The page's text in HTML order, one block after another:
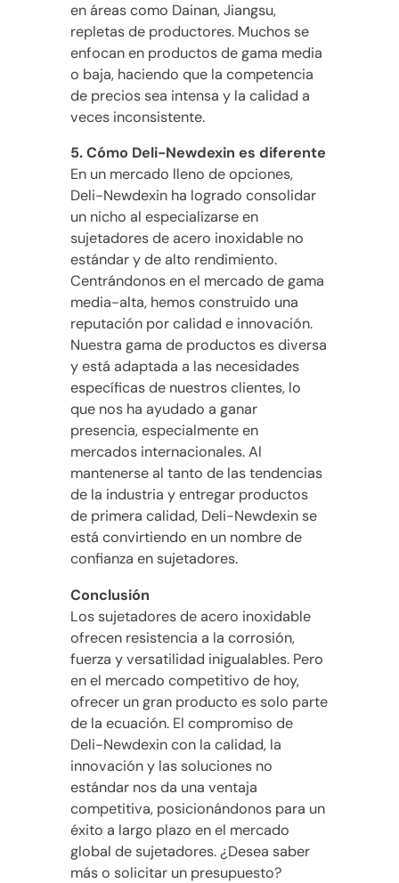
en áreas como Dainan, Jiangsu,
repletas de productores. Muchos se
enfocan en productos de gama media
o baja, haciendo que la competencia
de precios sea intensa y la calidad a
veces inconsistente.
5. Cómo Deli-Newdexin es diferente
En un mercado lleno de opciones,
Deli-Newdexin ha logrado consolidar
un nicho al especializarse en
sujetadores de acero inoxidable no
estándar y de alto rendimiento.
Centrándonos en el mercado de gama
media-alta, hemos construido una
reputación por calidad e innovación.
Nuestra gama de productos es diversa
y está adaptada a las necesidades
específicas de nuestros clientes, lo
que nos ha ayudado a ganar
presencia, especialmente en
mercados internacionales. Al
mantenerse al tanto de las tendencias
de la industria y entregar productos
de primera calidad, Deli-Newdexin se
está convirtiendo en un nombre de
confianza en sujetadores.
Conclusión
Los sujetadores de acero inoxidable
ofrecen resistencia a la corrosión,
fuerza y versatilidad inigualables. Pero
en el mercado competitivo de hoy,
ofrecer un gran producto es solo parte
de la ecuación. El compromiso de
Deli-Newdexin con la calidad, la
innovación y las soluciones no
estándar nos da una ventaja
competitiva, posicionándonos para un
éxito a largo plazo en el mercado
global de sujetadores. ¿Desea saber
más o solicitar un presupuesto?